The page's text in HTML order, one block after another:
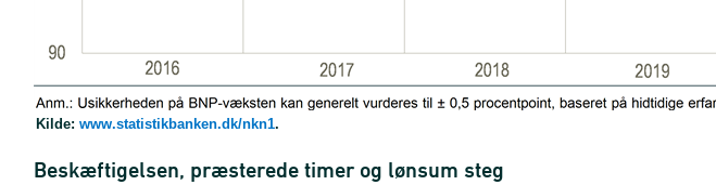
Kilde: www.statistikbanken.dk/nkn1.
Beskæftigelsen, præsterede timer og lønsum steg